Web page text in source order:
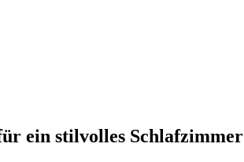
ein stilvolles Schlafzimmer